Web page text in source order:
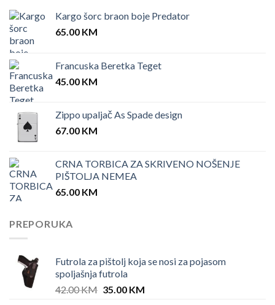
Kargo šorc braon boje Predator
65.00 KM
Francuska Beretka Teget
45.00 KM
Zippo upaljač As Spade design
67.00 KM
CRNA TORBICA ZA SKRIVENO NOŠENJE
PIŠTOLJA NEMEA
65.00 KM
PREPORUKA
Futrola za pištolj koja se nosi za pojasom
spoljašnja futrola
42.00KM Original
35.00 KMCurrent